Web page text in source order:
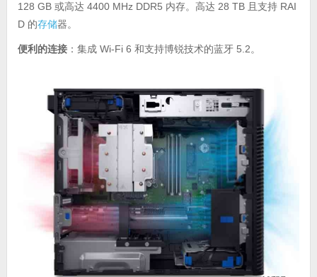
128 GB 或高达 4400 MHz DDR5 内存。高达 28 TB 且支持 RAI
D 的存储器。
便利的连接：集成 Wi-Fi 6 和支持博锐技术的蓝牙 5.2。